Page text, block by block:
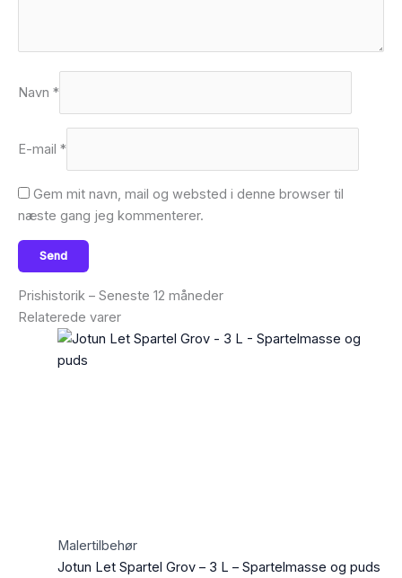
Navn *
E-mail *
Gem mit navn, mail og websted i denne browser til
næste gang jeg kommenterer.
Prishistorik – Seneste 12 måneder
Relaterede varer
Malertilbehør
Jotun Let Spartel Grov – 3 L – Spartelmasse og puds